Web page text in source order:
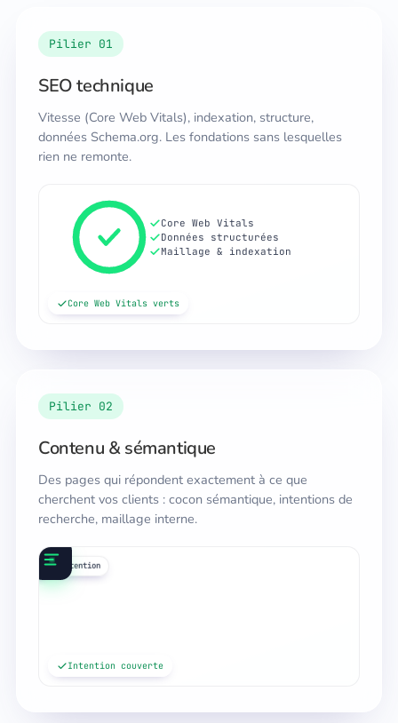
Pilier 01
SEO technique
Vitesse (Core Web Vitals), indexation, structure,
données Schema.org. Les fondations sans lesquelles
rien ne remonte.
Core Web Vitals
Données structurées
Maillage & indexation
Core Web Vitals verts
Pilier 02
Contenu & sémantique
Des pages qui répondent exactement à ce que
cherchent vos clients : cocon sémantique, intentions de
recherche, maillage interne.
intention
requêtes
Intention couverte